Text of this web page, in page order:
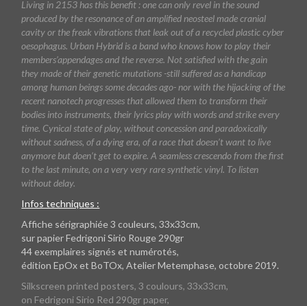
Living in 2153 has this benefit : one can only revel in the sound
produced by the resonance of an amplified neosteel made cranial
cavity or the freak vibrations that leak out of a recycled plastic cyber
oesophagus. Urban Hybrid is a band who knows how to play their
members’appendages and the reverse. Not satisfied with the gain
they made of their genetic mutations -still suffered as a handicap
among human beings some decades ago- nor with the hijacking of the
recent nanotech progresses that allowed them to transform their
bodies into instruments, their lyrics play with words and strike every
time. Cynical state of play, without concession and paradoxically
without sadness, of a dying era, of a race that doesn’t want to live
anymore but doen’t get to expire. A seamless crescendo from the first
to the last minute, on a very very rare synthetic vinyl. To listen
without delay.
Infos techniques :
Affiche sérigraphiée 3 couleurs, 33x33cm,
sur papier Fedrigoni Sirio Rouge 290gr
44 exemplaires signés et numérotés,
édition EpOx et BoTOx, Atelier Metemphase, octobre 2019.
Silkscreen printed posters, 3 coulours, 33x33cm,
on Fedrigoni Sirio Red 290gr paper,